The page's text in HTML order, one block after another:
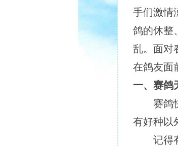
手们激情
鸽的休整
乱。面对
在鸽友面
一、赛鸽
赛鸽
有好种以
记得